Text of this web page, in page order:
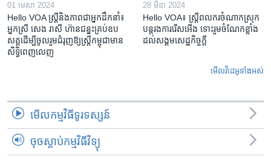
01 មេសា 2024
Hello VOA ស្ត្រីនិងភាពជាអ្នកដឹកនាំ៖
អ្នកស្រី សេង រាសី ហ៊ានជន្នះគ្រប់ឧប
សគ្គដើម្បីចូលរួមជំរុញឱ្យស្រ្តីកម្ពុជាមាន
សិទ្ធិពេញលេញ
28 មីនា 2024
Hello VOA៖ ស្រ្តីពលករចំណាកស្រុក
បន្តរងការរើសអើង ទោះរួមចំណែកខ្លាំង
ដល់សង្គមសេដ្ឋកិច្ចក្តី
មើល​វីដេអូ​ទាំង​អស់
មើល​កម្មវិធី​ទូរទស្សន៍
ចុចស្តាប់កម្មវិធីវិទ្យុ